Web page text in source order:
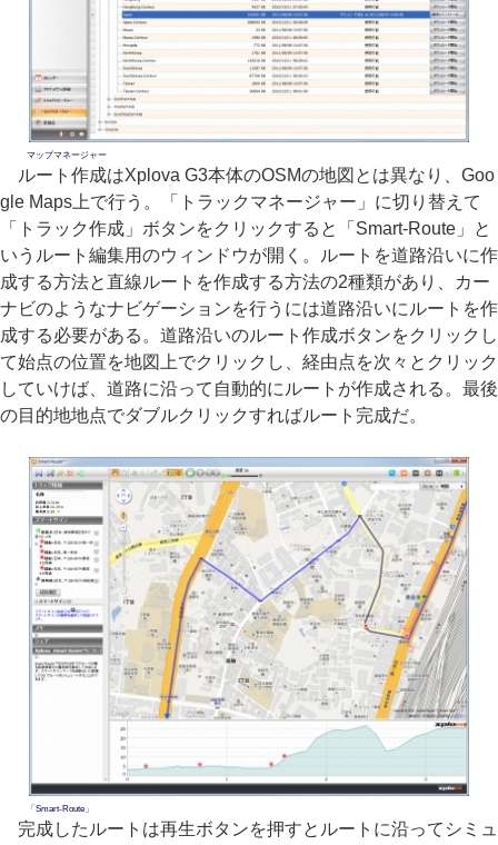
マップマネージャー
ルート作成はXplova G3本体のOSMの地図とは異なり、Goo
gle Maps上で行う。「トラックマネージャー」に切り替えて
「トラック作成」ボタンをクリックすると「Smart-Route」と
いうルート編集用のウィンドウが開く。ルートを道路沿いに作
成する方法と直線ルートを作成する方法の2種類があり、カー
ナビのようなナビゲーションを行うには道路沿いにルートを作
成する必要がある。道路沿いのルート作成ボタンをクリックし
て始点の位置を地図上でクリックし、経由点を次々とクリック
していけば、道路に沿って自動的にルートが作成される。最後
の目的地地点でダブルクリックすればルート完成だ。
「Smart-Route」
完成したルートは再生ボタンを押すとルートに沿ってシミュ